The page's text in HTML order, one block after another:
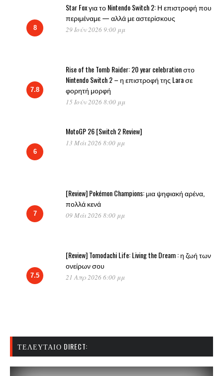
8
Star Fox για το Nintendo Switch 2: Η επιστροφή που
περιμέναμε — αλλά με αστερίσκους
29 Ιούν 2026 9:00 μμ
7.8
Rise of the Tomb Raider: 20 year celebration στο
Nintendo Switch 2 – η επιστροφή της Lara σε
φορητή μορφή
15 Ιούν 2026 8:00 μμ
6
MotoGP 26 [Switch 2 Review]
13 Μάι 2026 8:00 μμ
7
[Review] Pokémon Champions: μια ψηφιακή αρένα,
πολλά κενά
09 Μάι 2026 8:00 μμ
7.5
[Review] Tomodachi Life: Living the Dream : η ζωή των
ονείρων σου
21 Απρ 2026 6:00 μμ
ΤΕΛΕΥΤΑΊΟ DIRECT: